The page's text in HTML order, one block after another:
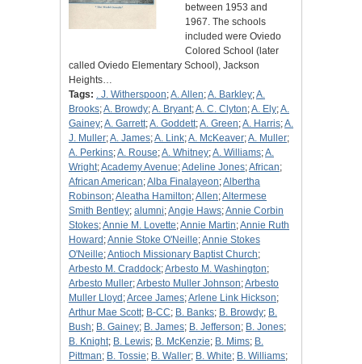
between 1953 and
1967. The schools
included were Oviedo
Colored School (later
called Oviedo Elementary School), Jackson
Heights…
Tags: . J. Witherspoon;A. Allen;A. Barkley;A.
Brooks;A. Browdy;A. Bryant;A. C. Clyton;A. Ely;A.
Gainey;A. Garrett;A. Goddett;A. Green;A. Harris;A.
J. Muller;A. James;A. Link;A. McKeaver;A. Muller;
A. Perkins;A. Rouse;A. Whitney;A. Williams;A.
Wright;Academy Avenue;Adeline Jones;African;
African American;Alba Finalayeon;Albertha
Robinson;Aleatha Hamilton;Allen;Altermese
Smith Bentley; alumni;Angie Haws;Annie Corbin
Stokes;Annie M. Lovette;Annie Martin;Annie Ruth
Howard ;Annie Stoke O'Neille;Annie Stokes
O'Neille;Antioch Missionary Baptist Church;
Arbesto M. Craddock;Arbesto M. Washington;
Arbesto Muller;Arbesto Muller Johnson;Arbesto
Muller Lloyd ;Arcee James;Arlene Link Hickson;
Arthur Mae Scott; B-CC; B. Banks; B. Browdy; B.
Bush; B. Gainey; B. James; B. Jefferson; B. Jones;
B. Knight; B. Lewis; B. McKenzie; B. Mims; B.
Pittman; B. Tossie; B. Waller; B. White; B. Williams;